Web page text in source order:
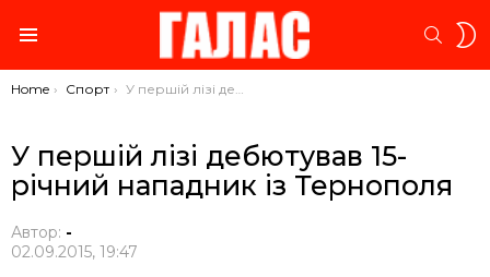
You are here:
Home Спорт У першій лізі дебютував 15-річний нападник із Тернополя
У першій лізі дебютував 15-
річний нападник із Тернополя
Автор: -
02.09.2015, 19:47